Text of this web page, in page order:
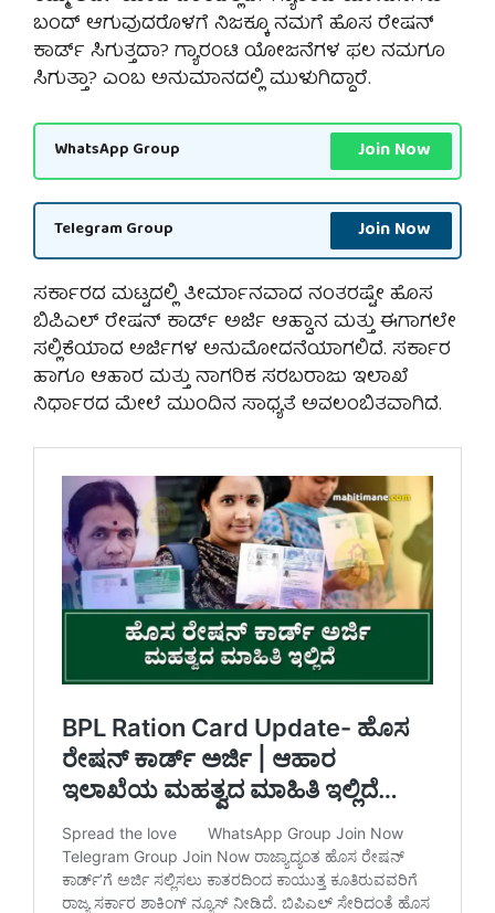
ಬಂದ್ ಆಗುವುದರೊಳಗೆ ನಿಜಕ್ಕೂ ನಮಗೆ ಹೊಸ ರೇಷನ್
ಕಾರ್ಡ್ ಸಿಗುತ್ತದಾ? ಗ್ಯಾರಂಟಿ ಯೋಜನೆಗಳ ಫಲ ನಮಗೂ
ಸಿಗುತ್ತಾ? ಎಂಬ ಅನುಮಾನದಲ್ಲಿ ಮುಳುಗಿದ್ದಾರೆ.
WhatsApp Group Join Now
Telegram Group Join Now
ಸರ್ಕಾರದ ಮಟ್ಟದಲ್ಲಿ ತೀರ್ಮಾನವಾದ ನಂತರಷ್ಟೇ ಹೊಸ
ಬಿಪಿಎಲ್ ರೇಷನ್ ಕಾರ್ಡ್ ಅರ್ಜಿ ಆಹ್ವಾನ ಮತ್ತು ಈಗಾಗಲೇ
ಸಲ್ಲಿಕೆಯಾದ ಅರ್ಜಿಗಳ ಅನುಮೋದನೆಯಾಗಲಿದೆ. ಸರ್ಕಾರ
ಹಾಗೂ ಆಹಾರ ಮತ್ತು ನಾಗರಿಕ ಸರಬರಾಜು ಇಲಾಖೆ
ನಿರ್ಧಾರದ ಮೇಲೆ ಮುಂದಿನ ಸಾಧ್ಯತೆ ಅವಲಂಬಿತವಾಗಿದೆ.